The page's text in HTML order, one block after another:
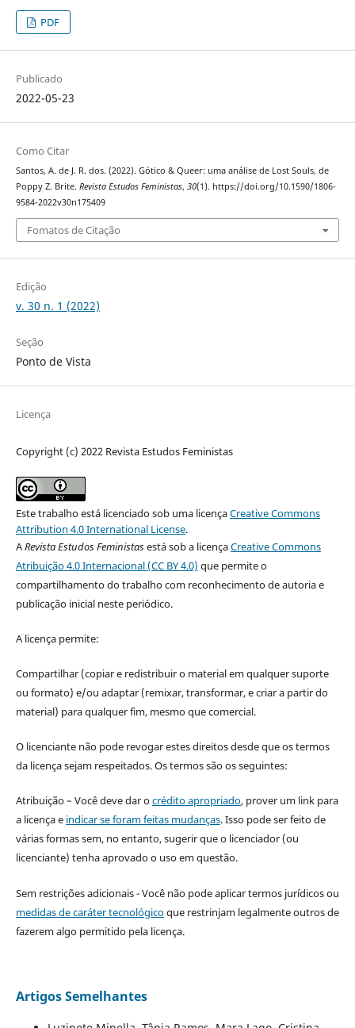
PDF
Publicado
2022-05-23
Como Citar
Santos, A. de J. R. dos. (2022). Gótico & Queer: uma análise de Lost Souls, de
Poppy Z. Brite. Revista Estudos Feministas, 30(1). https://doi.org/10.1590/1806-
9584-2022v30n175409
Fomatos de Citação
Edição
v. 30 n. 1 (2022)
Seção
Ponto de Vista
Licença
Copyright (c) 2022 Revista Estudos Feministas
Este trabalho está licenciado sob uma licençaCreative Commons
Attribution 4.0 International License.
ARevista Estudos Feministasestá sob a licençaCreative Commons
Atribuição 4.0 Internacional (CC BY 4.0) que permite o
compartilhamento do trabalho com reconhecimento de autoria e
publicação inicial neste periódico.
A licença permite:
Compartilhar (copiar e redistribuir o material em qualquer suporte
ou formato) e/ou adaptar (remixar, transformar, e criar a partir do
material) para qualquer fim, mesmo que comercial.
O licenciante não pode revogar estes direitos desde que os termos
da licença sejam respeitados. Os termos são os seguintes:
Atribuição – Você deve dar ocrédito apropriado, prover um link para
a licença e indicar se foram feitas mudanças. Isso pode ser feito de
várias formas sem, no entanto, sugerir que o licenciador (ou
licenciante) tenha aprovado o uso em questão.
Sem restrições adicionais - Você não pode aplicar termos jurídicos ou
medidas de caráter tecnológicoque restrinjam legalmente outros de
fazerem algo permitido pela licença.
Artigos Semelhantes